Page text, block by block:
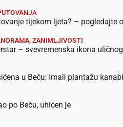
tijekom ljeta? – pogledajte
,ZANIMLJIVOSTI
– svevremenska ikona
u Beču: Imali plantažu
po Beču, uhićen je